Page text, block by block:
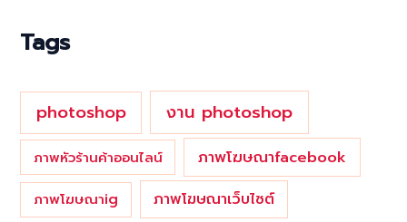
Tags
photoshop งาน photoshop
ภาพหัวร้านค้าออนไลน์ ภาพโฆษณาfacebook
ภาพโฆษณาig ภาพโฆษณาเว็บไซต์